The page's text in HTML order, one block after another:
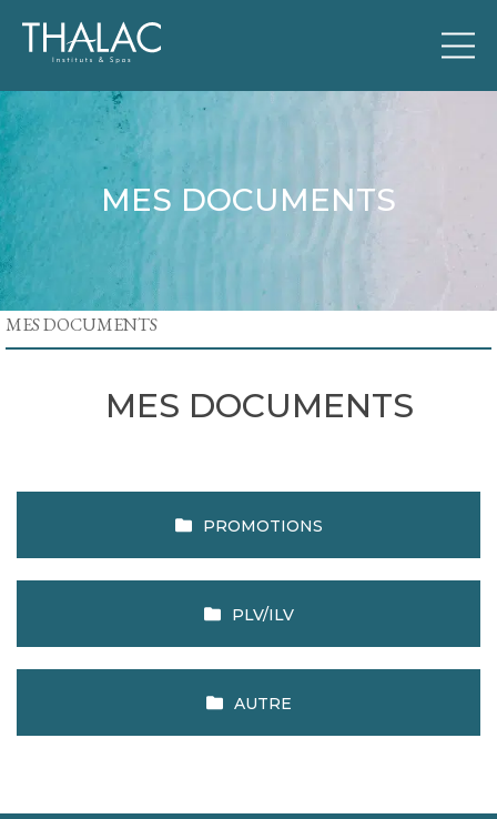
MES DOCUMENTS
MES DOCUMENTS
MES DOCUMENTS
PROMOTIONS
PLV/ILV
AUTRE